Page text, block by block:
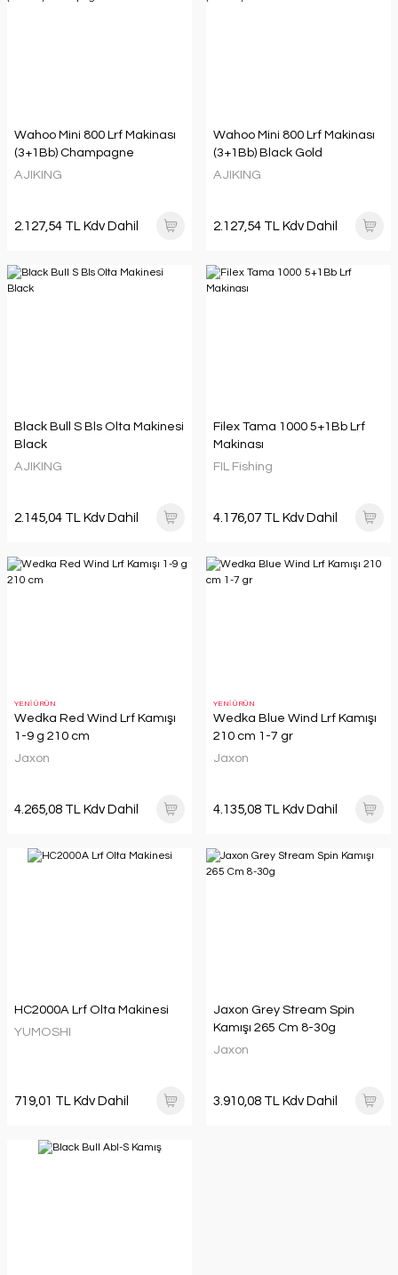
Wahoo Mini 800 Lrf Makinası
(3+1Bb) Champagne
AJIKING
2.127,54 TL Kdv Dahil
Wahoo Mini 800 Lrf Makinası
(3+1Bb) Black Gold
AJIKING
2.127,54 TL Kdv Dahil
Black Bull S Bls Olta Makinesi
Black
AJIKING
2.145,04 TL Kdv Dahil
Filex Tama 1000 5+1Bb Lrf
Makinası
FIL Fishing
4.176,07 TL Kdv Dahil
YENİ ÜRÜN
Wedka Red Wind Lrf Kamışı
1-9 g 210 cm
Jaxon
4.265,08 TL Kdv Dahil
YENİ ÜRÜN
Wedka Blue Wind Lrf Kamışı
210 cm 1-7 gr
Jaxon
4.135,08 TL Kdv Dahil
HC2000A Lrf Olta Makinesi
YUMOSHI
719,01 TL Kdv Dahil
Jaxon Grey Stream Spin
Kamışı 265 Cm 8-30g
Jaxon
3.910,08 TL Kdv Dahil